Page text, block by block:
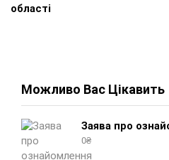
області
Можливо Вас Цікавить
0₴